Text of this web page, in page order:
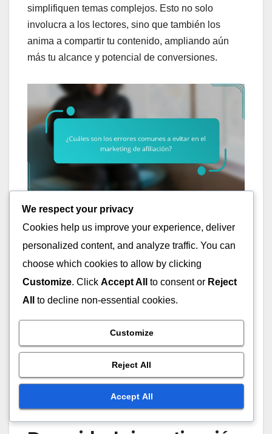
simplifiquen temas complejos. Esto no solo
involucra a los lectores, sino que también los
anima a compartir tu contenido, ampliando aún
más tu alcance y potencial de conversiones.
¿Cuáles son los errores
comunes a evitar en el
marketing de
afiliación?
Los errores comunes en el marketing de afiliación
pueden obstaculizar significativamente las tasas
de conversión. Evitar estos escollos es crucial
para el éxito, especialmente en el competitivo
mercado de Bulgaria.
We respect your privacy
Cookies help us improve your experience, deliver
personalized content, and analyze traffic. You can
choose which cookies to allow by clicking
Customize. Click Accept All to consent or Reject
All
to decline non-essential cookies.
Customize
Reject All
Accept All